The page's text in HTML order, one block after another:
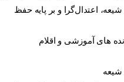
اعتدال‌گرا و بر پایه حفظ
های آموزشی و اقلام
شیعه